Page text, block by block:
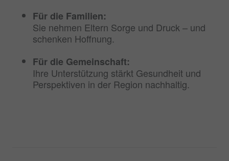
Für die Familien:
Sie nehmen Eltern Sorge und Druck – und
schenken Hoffnung.
Für die Gemeinschaft:
Ihre Unterstützung stärkt Gesundheit und
Perspektiven in der Region nachhaltig.